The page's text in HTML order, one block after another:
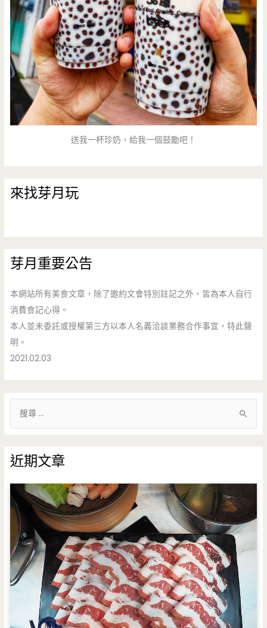
送我一杯珍奶，給我一個鼓勵吧！
來找芽月玩
芽月重要公告
本網站所有美食文章，除了邀約文會特別註記之外，皆為本人自行
消費食記心得。
本人並未委託或授權第三方以本人名義洽談業務合作事宜，特此聲
明。
2021.02.03
鍵
字
:
近期文章